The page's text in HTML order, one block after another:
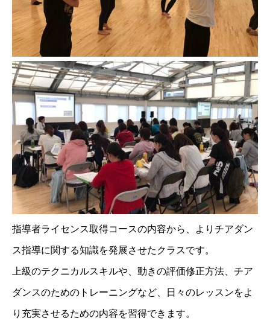
指導者ライセンス取得コースの内容から、よりチアダン
ス指導に関する知識を発展させたクラスです。
上級のテクニカルスキルや、動きの評価修正方法、チア
ダンスのためのトレーニングなど、日々のレッスンをよ
り充実させるための内容を習得できます。